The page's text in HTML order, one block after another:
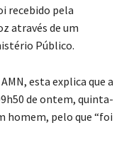
recebido pela
através de um
Público.
esta explica que a
de ontem, quinta-
homem, pelo que “foi